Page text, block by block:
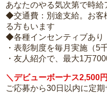
あなたのやる気次第で時給
◆交通費：別途支給。お客
る方もいます
◆各種インセンティブあり
・表彰制度を毎月実施（5
・友人紹介で、最大1万
＼デビューボーナス2,500
ご応募から30日以内に定期